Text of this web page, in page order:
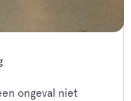
ongeval niet